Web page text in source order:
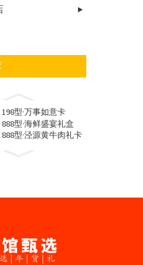
198型·万事如意卡
888型·海鲜盛宴礼盒
888型·泾源黄牛肉礼卡